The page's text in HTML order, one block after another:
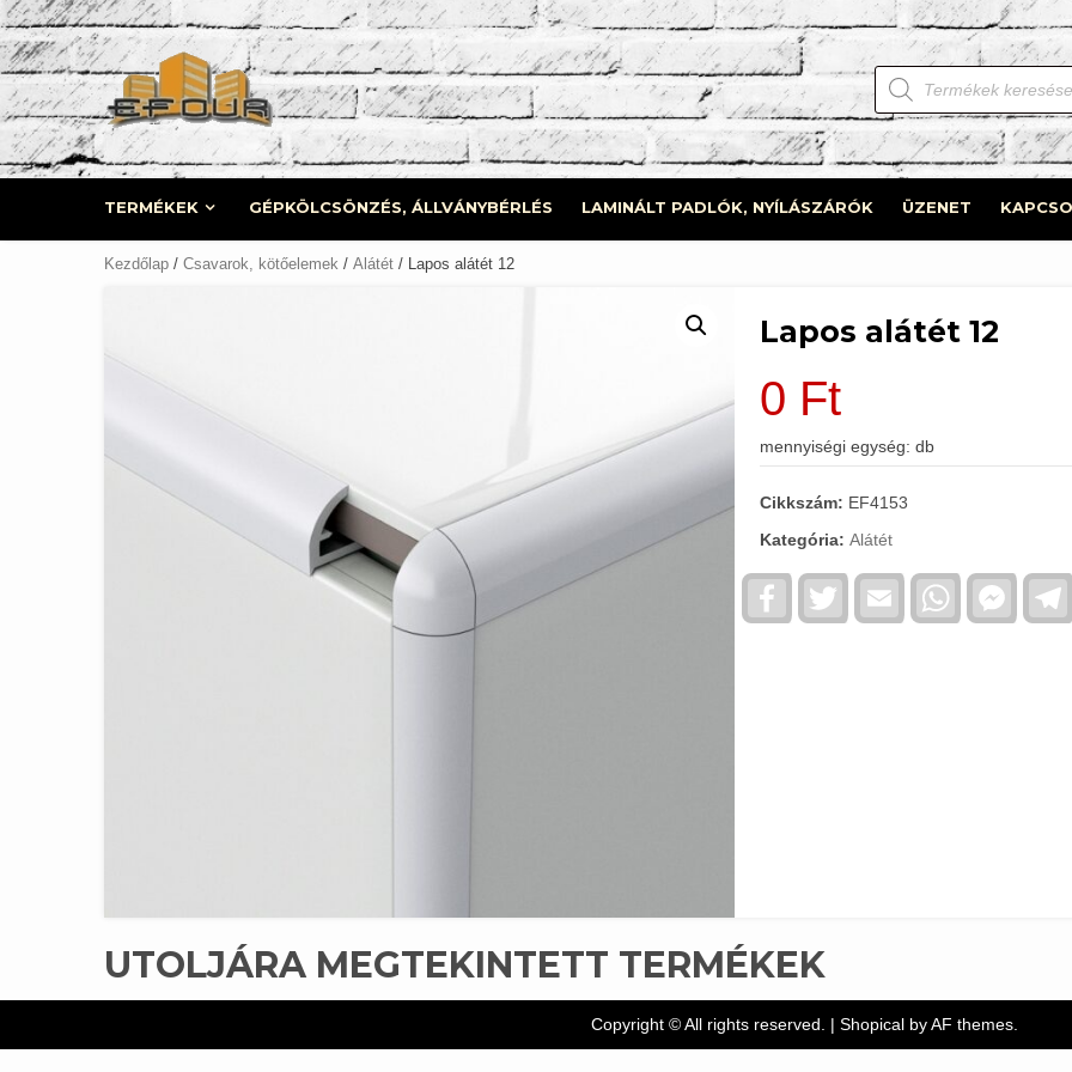
Skip
to
content
Products
search
TERMÉKEK GÉPKÖLCSÖNZÉS, ÁLLVÁNYBÉRLÉS LAMINÁLT PADLÓK, NYÍLÁSZÁRÓK ÜZENET
Kezdőlap / Csavarok, kötőelemek / Alátét / Lapos alátét 12
Lapos alátét 12
0 Ft
mennyiségi egység: db
Cikkszám: EF4153
Kategória:Alátét
FacebookTwitter Email WhatsApp
UTOLJÁRA MEGTEKINTETT TERMÉKEK
Copyright © All rights reserved. | Shopicalby AF themes.